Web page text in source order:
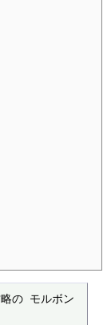
の モルボン